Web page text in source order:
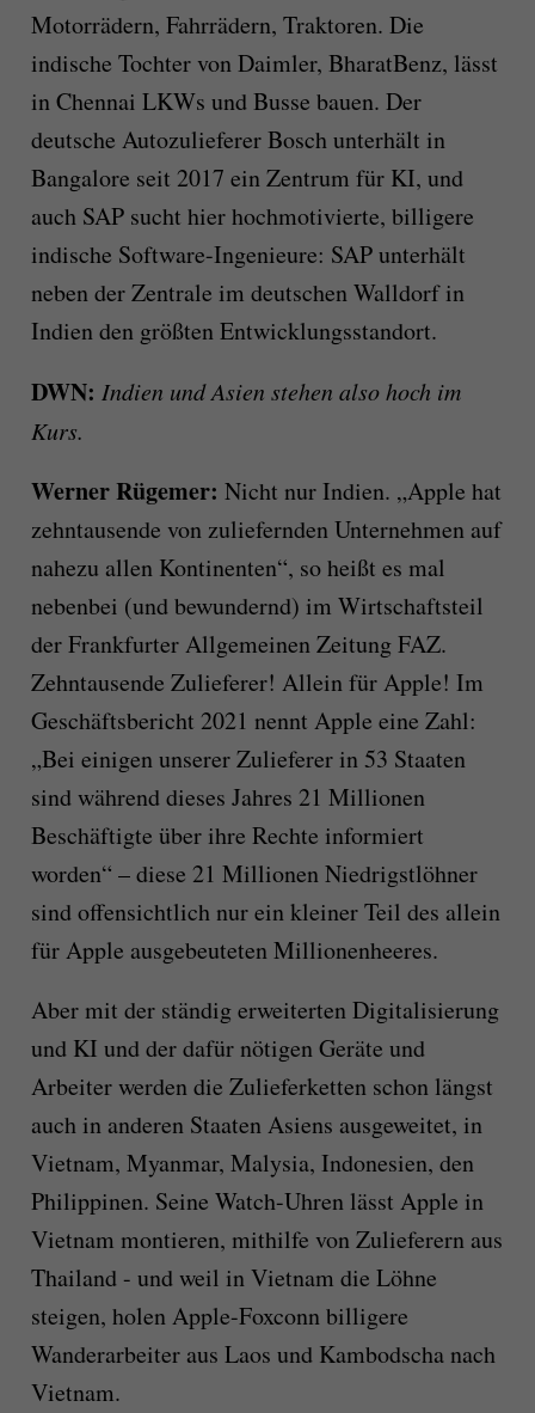
Motorrädern, Fahrrädern, Traktoren. Die
indische Tochter von Daimler, BharatBenz, lässt
in Chennai LKWs und Busse bauen. Der
deutsche Autozulieferer Bosch unterhält in
Bangalore seit 2017 ein Zentrum für KI, und
auch SAP sucht hier hochmotivierte, billigere
indische Software-Ingenieure: SAP unterhält
neben der Zentrale im deutschen Walldorf in
Indien den größten Entwicklungsstandort.
DWN: Indien und Asien stehen also hoch im
Kurs.
Werner Rügemer: Nicht nur Indien. „Apple hat
zehntausende von zuliefernden Unternehmen auf
nahezu allen Kontinenten“, so heißt es mal
nebenbei (und bewundernd) im Wirtschaftsteil
der Frankfurter Allgemeinen Zeitung FAZ.
Zehntausende Zulieferer! Allein für Apple! Im
Geschäftsbericht 2021 nennt Apple eine Zahl:
„Bei einigen unserer Zulieferer in 53 Staaten
sind während dieses Jahres 21 Millionen
Beschäftigte über ihre Rechte informiert
worden“ – diese 21 Millionen Niedrigstlöhner
sind offensichtlich nur ein kleiner Teil des allein
für Apple ausgebeuteten Millionenheeres.
Aber mit der ständig erweiterten Digitalisierung
und KI und der dafür nötigen Geräte und
Arbeiter werden die Zulieferketten schon längst
auch in anderen Staaten Asiens ausgeweitet, in
Vietnam, Myanmar, Malysia, Indonesien, den
Philippinen. Seine Watch-Uhren lässt Apple in
Vietnam montieren, mithilfe von Zulieferern aus
Thailand - und weil in Vietnam die Löhne
steigen, holen Apple-Foxconn billigere
Wanderarbeiter aus Laos und Kambodscha nach
Vietnam.